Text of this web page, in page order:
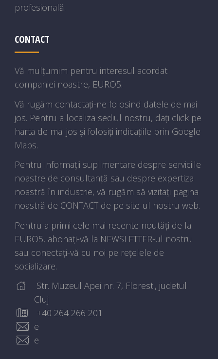
profesională.
CONTACT
Vă mulțumim pentru interesul acordat
companiei noastre, EURO5.
Vă rugăm contactați-ne folosind datele de mai
jos. Pentru a localiza sediul nostru, dați click pe
harta de mai jos și folosiți indicațiile prin Google
Maps.
Pentru informații suplimentare despre serviciile
noastre de consultanță sau despre expertiza
noastră în industrie, vă rugăm să vizitați pagina
noastră de CONTACT de pe site-ul nostru web.
Pentru a primi cele mai recente noutăți de la
EURO5, abonați-vă la NEWSLETTER-ul nostru
sau conectați-vă cu noi pe rețelele de
socializare.
Str. Muzeul Apei nr. 7, Floresti, judetul
Cluj
+40 264 266 201
e
e